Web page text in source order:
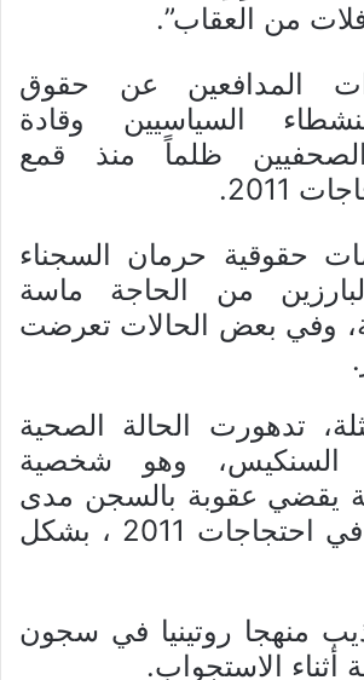
من العقاب”.
المدافعين عن حقوق
السياسيين وقادة
ظلماً منذ قمع
2011.
حقوقية حرمان السجناء
من الحاجة ماسة
وفي بعض الحالات تعرضت
تدهورت الحالة الصحية
السنكيس، وهو شخصية
يقضي عقوبة بالسجن مدى
الحياة لدوره في احتجاجات 2011 ، بشكل
منهجا روتينيا في سجون
أثناء الاستجواب.